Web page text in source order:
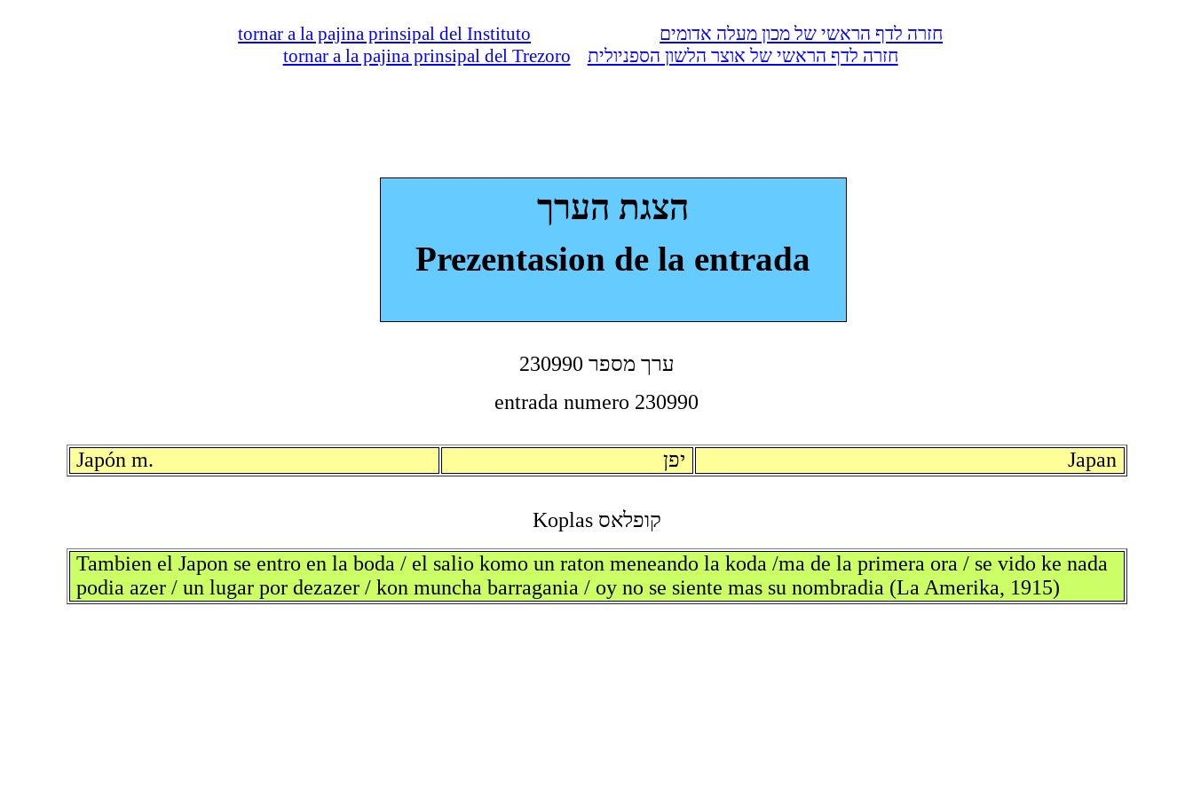
חזרה לדף הראשי של מכון מעלה אדומים
tornar a la pajina prinsipal del Instituto
חזרה לדף הראשי של אוצר הלשון הספניולית
tornar a la pajina prinsipal del Trezoro
הצגת הערך
Prezentasion de la entrada
230990 ערך מספר
entrada numero 230990
Japón m. יפן Japan
קופלאס Koplas
Tambien el Japon se entro en la boda / el salio komo un raton meneando la koda /ma de la primera ora / se vido ke nada
podia azer / un lugar por dezazer / kon muncha barragania / oy no se siente mas su nombradia (La Amerika, 1915)